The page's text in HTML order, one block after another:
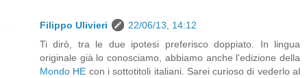
Filippo Ulivieri
22/06/13, 14:12
Ti dirò, tra le due ipotesi preferisco doppiato. In lingua
originale già lo conosciamo, abbiamo anche l'edizione della
Mondo HE con i sottotitoli italiani. Sarei curioso di vederlo al